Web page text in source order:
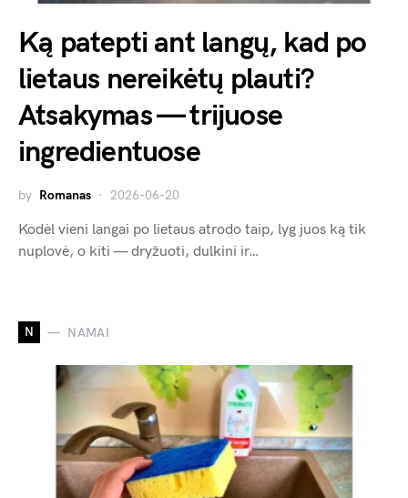
Ką patepti ant langų, kad po
lietaus nereikėtų plauti?
Atsakymas — trijuose
ingredientuose
by Romanas 2026-06-20
Kodėl vieni langai po lietaus atrodo taip, lyg juos ką tik
nuplovė, o kiti — dryžuoti, dulkini ir…
N NAMAI